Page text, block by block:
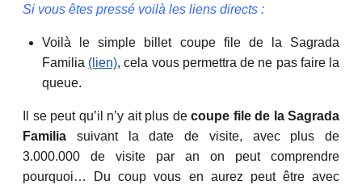
Si vous êtes pressé voilà les liens directs :
Voilà le simple billet coupe file de la Sagrada
Familia (lien), cela vous permettra de ne pas faire la
queue.
Il se peut qu’il n’y ait plus de coupe file de la Sagrada
Familia suivant la date de visite, avec plus de
3.000.000 de visite par an on peut comprendre
pourquoi… Du coup vous en aurez peut être avec